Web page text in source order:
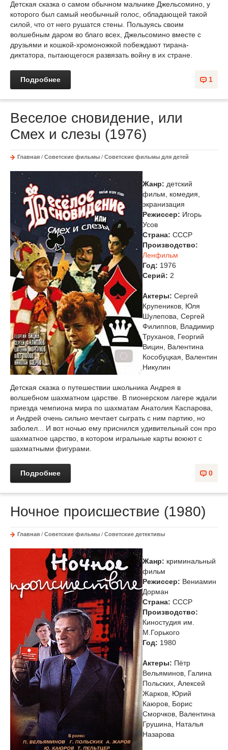
Детская сказка о самом обычном мальчике Джельсомино, у
которого был самый необычный голос, обладающей такой
силой, что от него рушатся стены. Пользуясь своим
волшебным даром во благо всех, Джельсомино вместе с
друзьями и кошкой-хромоножкой побеждают тирана-
диктатора, пытающегося развязать войну в их стране.
1
Подробнее
Веселое сновидение, или
Смех и слезы (1976)
Главная / Советские фильмы / Советские фильмы для детей
Жанр: детский
фильм, комедия,
экранизация
Режиссер: Игорь
Усов
Страна: СССР
Производство:
Ленфильм
Год: 1976
Cерий: 2
Актеры: Сергей
Крупеников, Юля
Шулепова, Сергей
Филиппов, Владимир
Труханов, Георгий
Вицин, Валентина
Кособуцкая, Валентин
Никулин
Детская сказка о путешествии школьника Андрея в
волшебном шахматном царстве. В пионерском лагере ждали
приезда чемпиона мира по шахматам Анатолия Каспарова,
и Андрей очень сильно мечтает сыграть с ним партию, но
заболел... И вот ночью ему приснился удивительный сон про
шахматное царство, в котором игральные карты воюют с
шахматными фигурами.
0
Подробнее
Ночное происшествие (1980)
Главная / Советские фильмы / Советские детективы
Жанр: криминальный
фильм
Режиссер: Вениамин
Дорман
Страна: СССР
Производство:
Киностудия им.
М.Горького
Год: 1980
Актеры: Пётр
Вельяминов, Галина
Польских, Алексей
Жарков, Юрий
Каюров, Борис
Сморчков, Валентина
Грушина, Наталья
Назарова